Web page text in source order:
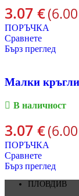
3.07 €
ПОРЪЧКА
Сравнете
Бърз преглед
Малки кръгли
В наличност
3.07 €
ПОРЪЧКА
Сравнете
Бърз преглед
ПЛОВДИВ